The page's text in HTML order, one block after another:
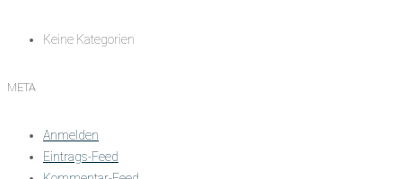
Keine Kategorien
META
Anmelden
Eintrags-Feed